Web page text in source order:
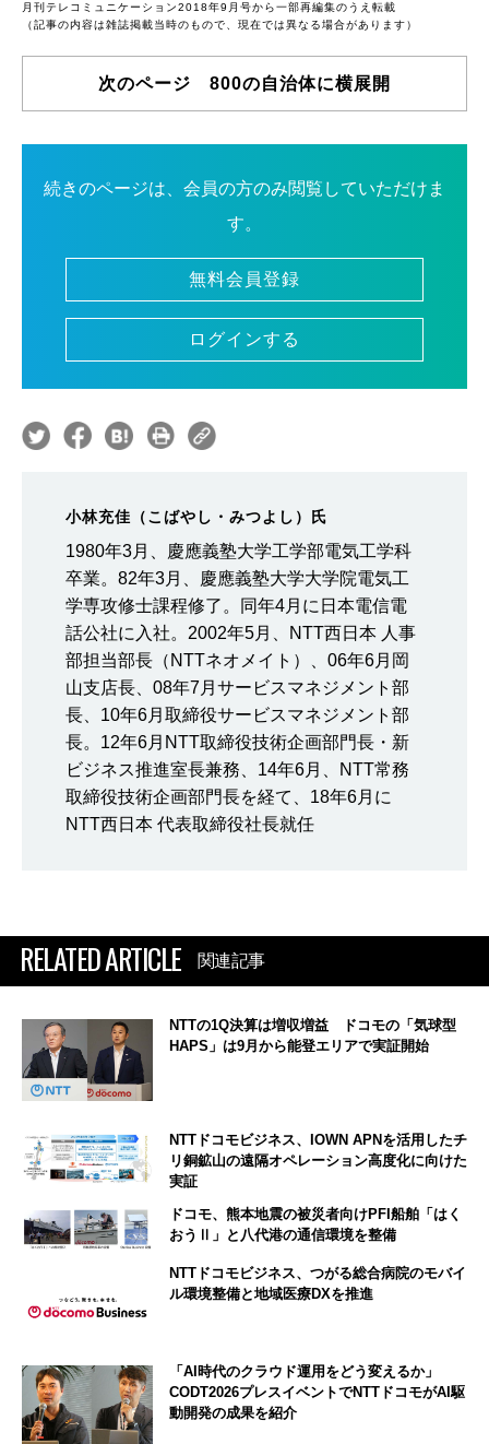
月刊テレコミュニケーション2018年9月号から一部再編集のうえ転載
（記事の内容は雑誌掲載当時のもので、現在では異なる場合があります）
次のページ 800の自治体に横展開
続きのページは、会員の方のみ閲覧していただけま
す。
無料会員登録
ログインする
小林充佳（こばやし・みつよし）氏
1980年3月、慶應義塾大学工学部電気工学科
卒業。82年3月、慶應義塾大学大学院電気工
学専攻修士課程修了。同年4月に日本電信電
話公社に入社。2002年5月、NTT西日本 人事
部担当部長（NTTネオメイト）、06年6月岡
山支店長、08年7月サービスマネジメント部
長、10年6月取締役サービスマネジメント部
長。12年6月NTT取締役技術企画部門長・新
ビジネス推進室長兼務、14年6月、NTT常務
取締役技術企画部門長を経て、18年6月に
NTT西日本 代表取締役社長就任
RELATED ARTICLE 関連記事
NTTの1Q決算は増収増益 ドコモの「気球型
HAPS」は9月から能登エリアで実証開始
NTTドコモビジネス、IOWN APNを活用したチ
リ銅鉱山の遠隔オペレーション高度化に向けた
実証
ドコモ、熊本地震の被災者向けPFI船舶「はく
おうⅡ」と八代港の通信環境を整備
NTTドコモビジネス、つがる総合病院のモバイ
ル環境整備と地域医療DXを推進
「AI時代のクラウド運用をどう変えるか」
CODT2026プレスイベントでNTTドコモがAI駆
動開発の成果を紹介